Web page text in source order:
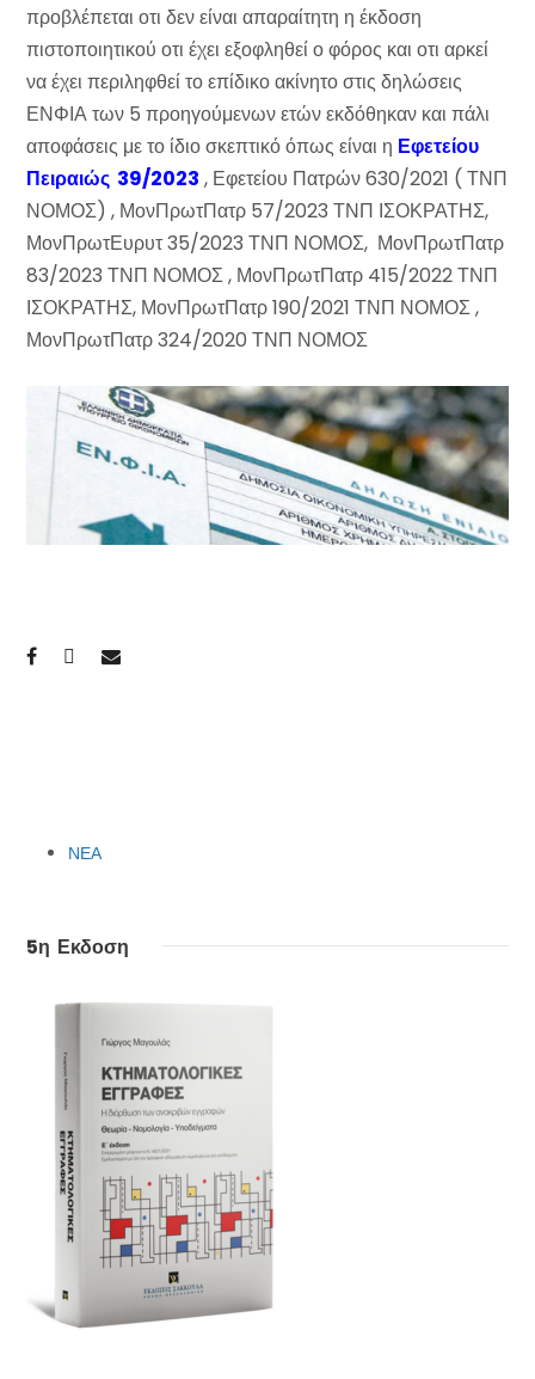
προβλέπεται οτι δεν είναι απαραίτητη η έκδοση
πιστοποιητικού οτι έχει εξοφληθεί ο φόρος και οτι αρκεί
να έχει περιληφθεί το επίδικο ακίνητο στις δηλώσεις
ΕΝΦΙΑ των 5 προηγούμενων ετών εκδόθηκαν και πάλι
αποφάσεις με το ίδιο σκεπτικό όπως είναι η Εφετείου
Πειραιώς 39/2023 , Εφετείου Πατρών 630/2021 ( ΤΝΠ
ΝΟΜΟΣ) , ΜονΠρωτΠατρ 57/2023 ΤΝΠ ΙΣΟΚΡΑΤΗΣ,
ΜονΠρωτΕυρυτ 35/2023 ΤΝΠ ΝΟΜΟΣ, ΜονΠρωτΠατρ
83/2023 ΤΝΠ ΝΟΜΟΣ , ΜονΠρωτΠατρ 415/2022 ΤΝΠ
ΙΣΟΚΡΑΤΗΣ, ΜονΠρωτΠατρ 190/2021 ΤΝΠ ΝΟΜΟΣ ,
ΜονΠρωτΠατρ 324/2020 ΤΝΠ ΝΟΜΟΣ
ΝΕΑ
5η Εκδοση